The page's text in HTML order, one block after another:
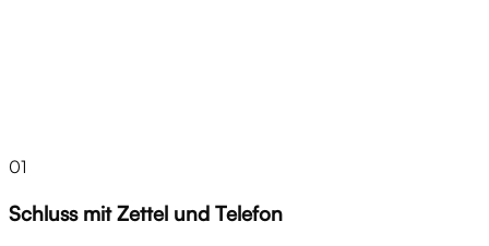
01
Schluss mit Zettel und Telefon